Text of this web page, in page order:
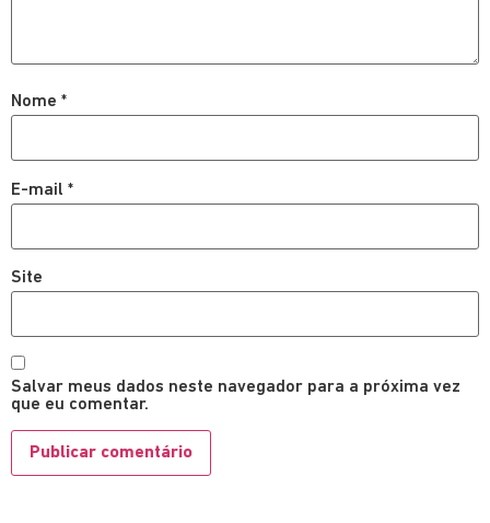
Nome *
E-mail *
Site
Salvar meus dados neste navegador para a próxima vez
que eu comentar.